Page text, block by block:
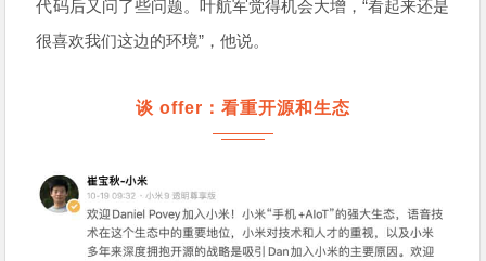
代码后又问了些问题。叶航军觉得机会大增，“看起来还是
很喜欢我们这边的环境”，他说。
谈 offer：看重开源和生态